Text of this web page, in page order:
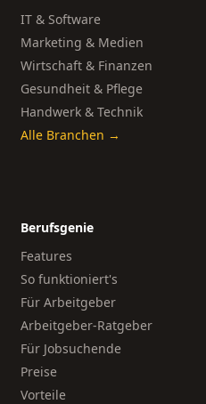
IT & Software
Marketing & Medien
Wirtschaft & Finanzen
Gesundheit & Pflege
Handwerk & Technik
Alle Branchen →
Berufsgenie
Features
So funktioniert's
Für Arbeitgeber
Arbeitgeber-Ratgeber
Für Jobsuchende
Preise
Vorteile